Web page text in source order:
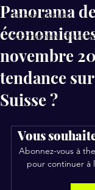
Articles gratuits
Abonnement
Panorama
novembre
tendance
Suisse ?
Vous
Abonnez-vous à
pour continuer à